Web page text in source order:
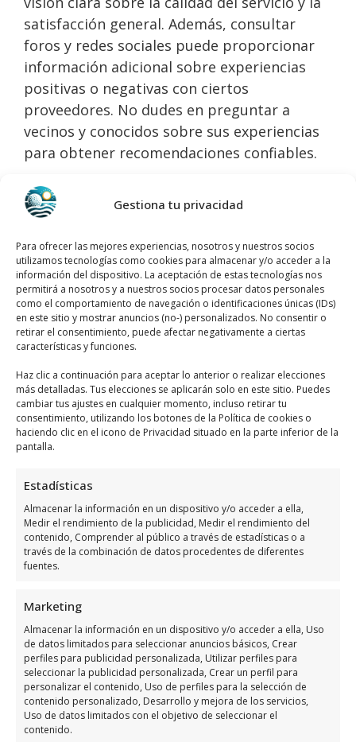
Gestiona tu privacidad
Para ofrecer las mejores experiencias, nosotros y nuestros socios
utilizamos tecnologías como cookies para almacenar y/o acceder a la
información del dispositivo. La aceptación de estas tecnologías nos
permitirá a nosotros y a nuestros socios procesar datos personales
como el comportamiento de navegación o identificaciones únicas (IDs)
en este sitio y mostrar anuncios (no-) personalizados. No consentir o
retirar el consentimiento, puede afectar negativamente a ciertas
características y funciones.
Haz clic a continuación para aceptar lo anterior o realizar elecciones
más detalladas. Tus elecciones se aplicarán solo en este sitio. Puedes
cambiar tus ajustes en cualquier momento, incluso retirar tu
consentimiento, utilizando los botones de la Política de cookies o
haciendo clic en el icono de Privacidad situado en la parte inferior de la
pantalla.
Estadísticas
Almacenar la información en un dispositivo y/o acceder a ella,
Medir el rendimiento de la publicidad, Medir el rendimiento del
contenido, Comprender al público a través de estadísticas o a
través de la combinación de datos procedentes de diferentes
fuentes.
Marketing
Almacenar la información en un dispositivo y/o acceder a ella, Uso
de datos limitados para seleccionar anuncios básicos, Crear
perfiles para publicidad personalizada, Utilizar perfiles para
seleccionar la publicidad personalizada, Crear un perfil para
personalizar el contenido, Uso de perfiles para la selección de
contenido personalizado, Desarrollo y mejora de los servicios,
Uso de datos limitados con el objetivo de seleccionar el
contenido.
satisfacción general. Además, consultar
foros y redes sociales puede proporcionar
información adicional sobre experiencias
positivas o negativas con ciertos
proveedores. No dudes en preguntar a
vecinos y conocidos sobre sus experiencias
para obtener recomendaciones confiables.
Servicios adicionales que
ofrecen los proveedores de
energía eléctrica
Muchos proveedores de energía eléctrica en
Orihuela Costa ofrecen una variedad de
servicios adicionalesque pueden ser muy
beneficiosos. Entre estos servicios se
incluyen elmantenimientoregular de
instalaciones eléctricas,asesoramiento
energéticopara mejorar la eficiencia y
reducir costos, y soluciones deenergía
pueden marcar una gran diferencia en la
gestión y optimización del consumo
energético.
Soluciones de energía renovable
Las opciones de
ofrecen los proveedores incluyen la
instalación depaneles solaresy sistemas de
energía eólica. Estas soluciones no solo
ayudan a reducir la huella de carbono, sino
que también pueden resultar en ahorros
significativos a largo plazo. Además, algunos